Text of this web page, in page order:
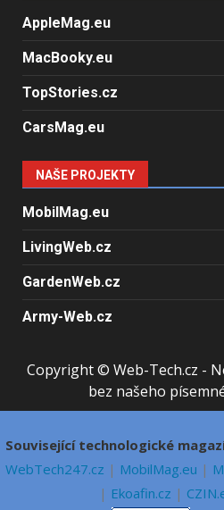
AppleMag.eu
MacBooky.eu
TopStories.cz
CarsMag.eu
NAŠE PROJEKTY
MobilMag.eu
LivingWeb.cz
GardenWeb.cz
Army-Web.cz
Copyright © Web-Tech.cz -
bez našeho
Související technologické
WebTech247.cz | MobilMag.eu |
| Ekoafin.cz |